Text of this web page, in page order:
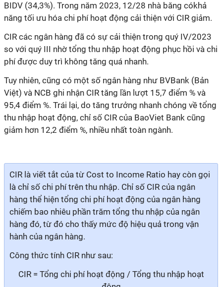
BIDV (34,3%). Trong năm 2023, 12/28 nhà băng cókhả
năng tối ưu hóa chi phí hoạt động cải thiện với CIR giảm.
CIR các ngân hàng đã có sự cải thiện trong quý IV/2023
so với quý III nhờ tổng thu nhập hoạt động phục hồi và chi
phí được duy trì không tăng quá nhanh.
Tuy nhiên, cũng có một số ngân hàng như BVBank (Bản
Việt) và NCB ghi nhận CIR tăng lần lượt 15,7 điểm % và
95,4 điểm %. Trái lại, do tăng trưởng nhanh chóng về tổng
thu nhập hoạt động, chỉ số CIR của BaoViet Bank cũng
giảm hơn 12,2 điểm %, nhiều nhất toàn ngành.
CIR là viết tắt của từ Cost to Income Ratio hay còn gọi
là chỉ số chi phí trên thu nhập. Chỉ số CIR của ngân
hàng thể hiện tổng chi phí hoạt động của ngân hàng
chiếm bao nhiêu phần trăm tổng thu nhập của ngân
hàng đó, từ đó cho thấy mức độ hiệu quả trong vận
hành của ngân hàng.
Công thức tính CIR như sau:
CIR = Tổng chi phí hoạt động / Tổng thu nhập hoạt